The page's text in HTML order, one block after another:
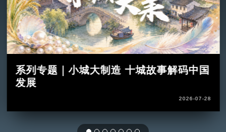
系列专题｜小城大制造 十城故事解码中国
发展
2026-07-28